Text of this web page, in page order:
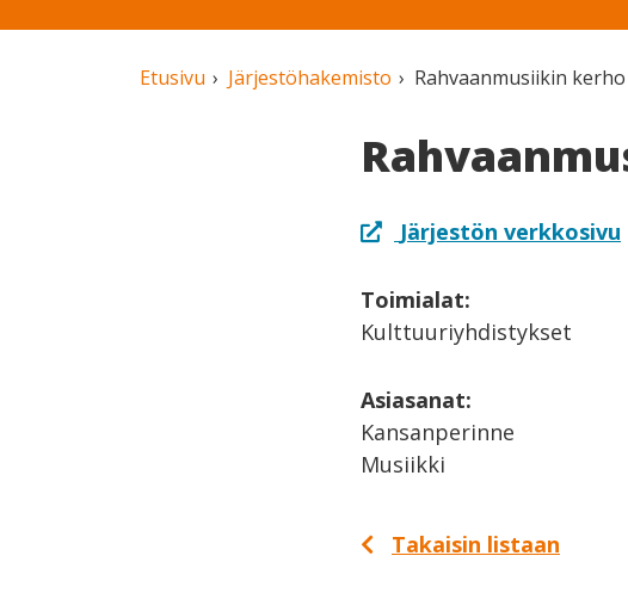
Etusivu Järjestöhakemisto Rahvaanmusiikin
Järjestön verkkosivu
Toimialat:
Kulttuuriyhdistykset
Asiasanat:
Kansanperinne
Musiikki
Takaisin listaan